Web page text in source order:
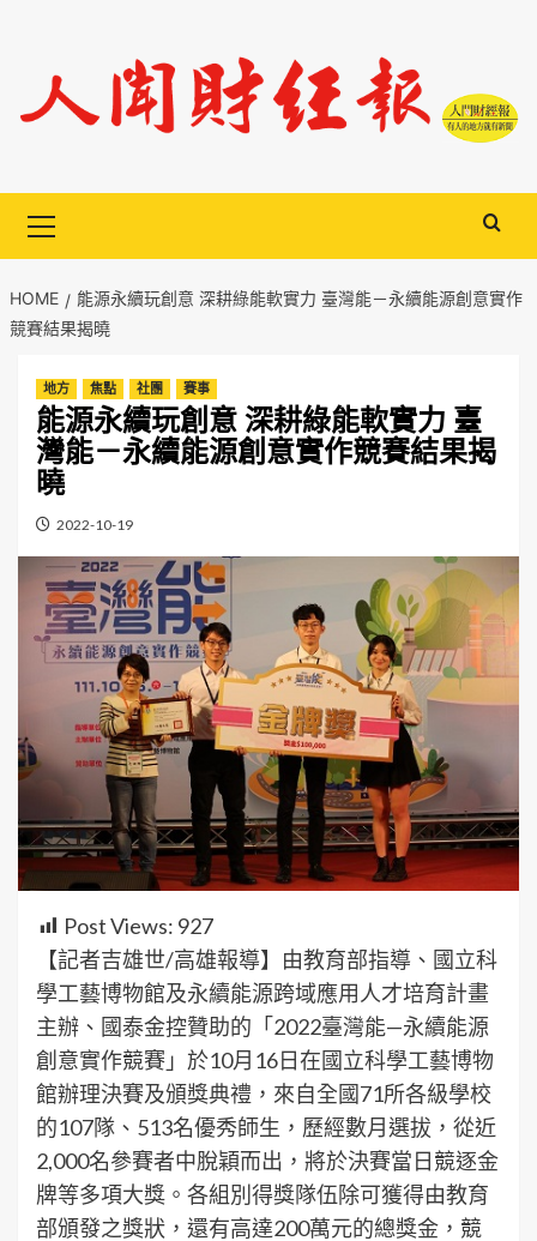
content
Menu
HOME
能源永續玩創意 深耕綠能軟實力 臺灣能－永續能源創意實作
競賽結果揭曉
地方 焦點 社團 賽事
能源永續玩創意 深耕綠能軟實力 臺
灣能－永續能源創意實作競賽結果揭
曉
2022-10-19
Post Views: 927
【記者吉雄世/高雄報導】由教育部指導、國立科
學工藝博物館及永續能源跨域應用人才培育計畫
主辦、國泰金控贊助的「2022臺灣能—永續能源
創意實作競賽」於10月16日在國立科學工藝博物
館辦理決賽及頒獎典禮，來自全國71所各級學校
的107隊、513名優秀師生，歷經數月選拔，從近
2,000名參賽者中脫穎而出，將於決賽當日競逐金
牌等多項大獎。各組別得獎隊伍除可獲得由教育
部頒發之獎狀，還有高達200萬元的總獎金，競